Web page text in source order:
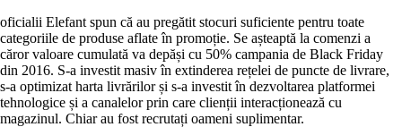
oficialii Elefant spun că au pregătit stocuri suficiente pentru toate
categoriile de produse aflate în promoție. Se așteaptă la comenzi a
căror valoare cumulată va depăși cu 50% campania de Black Friday
din 2016. S-a investit masiv în extinderea rețelei de puncte de livrare,
s-a optimizat harta livrărilor și s-a investit în dezvoltarea platformei
tehnologice și a canalelor prin care clienții interacționează cu
magazinul. Chiar au fost recrutați oameni suplimentar.